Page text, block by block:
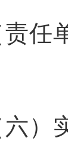
责任
实